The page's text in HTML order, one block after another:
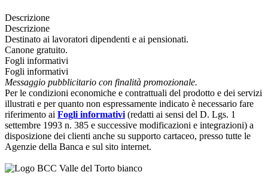
Descrizione
Descrizione
Destinato ai lavoratori dipendenti e ai pensionati.
Canone gratuito.
Fogli informativi
Fogli informativi
Messaggio pubblicitario con finalità promozionale.
Per le condizioni economiche e contrattuali del prodotto e dei servizi
illustrati e per quanto non espressamente indicato è necessario fare
riferimento ai Fogli informativi (redatti ai sensi del D. Lgs. 1
settembre 1993 n. 385 e successive modificazioni e integrazioni) a
disposizione dei clienti anche su supporto cartaceo, presso tutte le
Agenzie della Banca e sul sito internet.